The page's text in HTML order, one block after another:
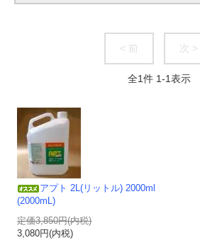
< 前 次 >
全1件 1-1表示
アプト 2L(リットル) 2000ml
(2000mL)
定価3,850円(内税)
3,080円(内税)